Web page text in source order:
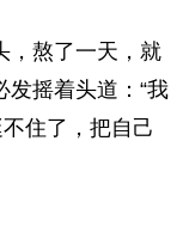
熬了一天，就
发摇着头道：“我
住了，把自己